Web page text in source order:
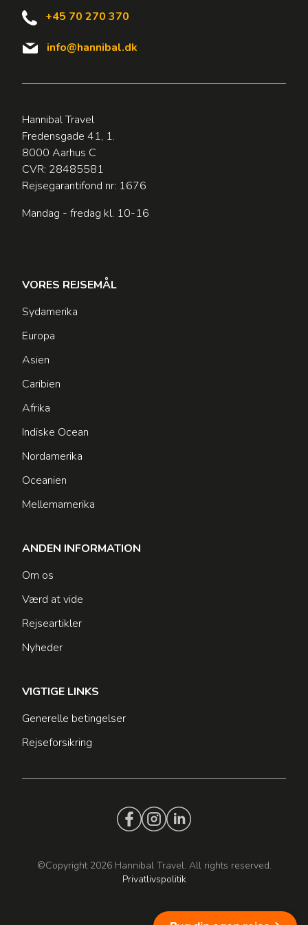
+45 70 270 370
info@hannibal.dk
Hannibal Travel
Fredensgade 41, 1.
8000 Aarhus C
CVR: 28485581
Rejsegarantifond nr: 1676
Mandag - fredag kl. 10-16
VORES REJSEMÅL
Sydamerika
Europa
Asien
Caribien
Afrika
Indiske Ocean
Nordamerika
Oceanien
Mellemamerika
ANDEN INFORMATION
Om os
Værd at vide
Rejseartikler
Nyheder
VIGTIGE LINKS
Generelle betingelser
Rejseforsikring
©Copyright 2026 Hannibal Travel. All rights reserved.
Privatlivspolitik